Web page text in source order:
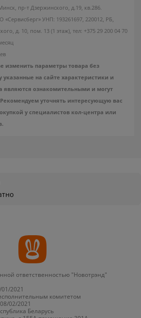
пр-т Дзержинского, д.19, кв.286.
«Сервисберг» УНП: 193261697, 220012, РБ,
д. 10, пом. 13 (1 этаж), тел: +375 29 200 04 70
изменить параметры товара без
указанные на сайте характеристики и
являются ознакомительными и могут
уточнять интересующую вас
у специалистов кол-центра или
ответственностью "Новотрэнд"
2021
комитетом
02/2021
Беларусь